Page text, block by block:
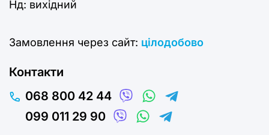
Нд: вихідний
Замовлення через сайт: цілодобово
Контакти
068 800 42 44
099 011 29 90